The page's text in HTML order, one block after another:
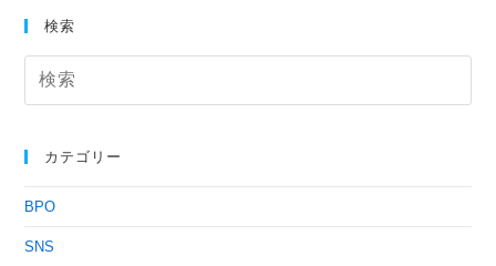
検索
カテゴリー
BPO
SNS